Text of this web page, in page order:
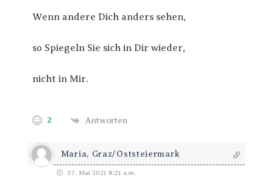
Wenn andere Dich anders sehen,
so Spiegeln Sie sich in Dir wieder,
nicht in Mir.
2 Antworten
Maria, Graz/Oststeiermark
27. Mai 2021 8:21 a.m.